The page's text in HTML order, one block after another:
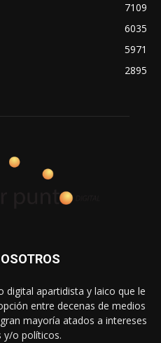
7109
6035
5971
2895
digital apartidista y laico que le
entre decenas de medios
mayoría atados a intereses
y/o políticos.